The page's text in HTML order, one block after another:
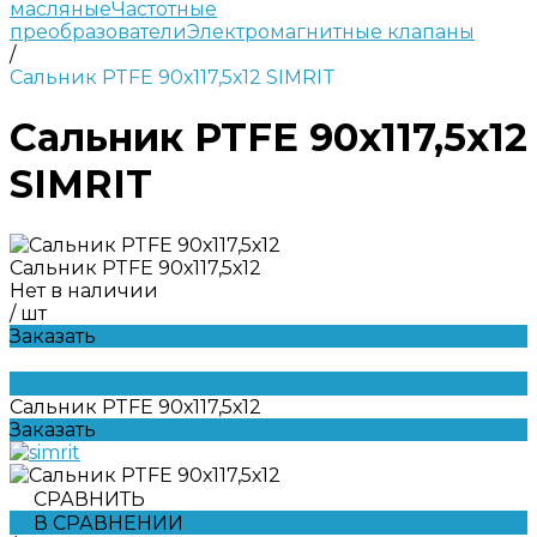
масляныеЧастотные
преобразователиЭлектромагнитные клапаны
/
Сальник PTFE 90х117,5х12 SIMRIT
Сальник PTFE 90х117,5х12
SIMRIT
Сальник PTFE 90х117,5х12
Нет в наличии
/ шт
Заказать
Сальник PTFE 90х117,5х12
Заказать
СРАВНИТЬ
В СРАВНЕНИИ